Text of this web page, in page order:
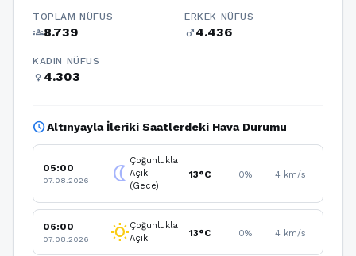
TOPLAM NÜFUS
groups8.739
ERKEK NÜFUS
male4.436
KADIN NÜFUS
female 4.303
scheduleAltınyayla İleriki Saatlerdeki Hava Durumu
05:00
07.08.2026 nightlight
Çoğunlukla
Açık
(Gece)
13°C 0% 4 km/s
06:00
07.08.2026 wb_sunnyÇoğunlukla
Açık
13°C 0% 4 km/s